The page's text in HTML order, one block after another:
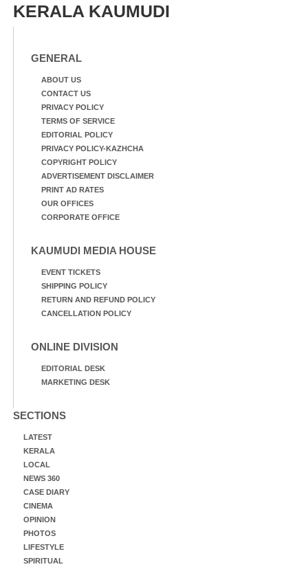
KERALA KAUMUDI
GENERAL
ABOUT US
CONTACT US
PRIVACY POLICY
TERMS OF SERVICE
EDITORIAL POLICY
PRIVACY POLICY-KAZHCHA
COPYRIGHT POLICY
ADVERTISEMENT DISCLAIMER
PRINT AD RATES
OUR OFFICES
CORPORATE OFFICE
KAUMUDI MEDIA HOUSE
EVENT TICKETS
SHIPPING POLICY
RETURN AND REFUND POLICY
CANCELLATION POLICY
ONLINE DIVISION
EDITORIAL DESK
MARKETING DESK
SECTIONS
LATEST
KERALA
LOCAL
NEWS 360
CASE DIARY
CINEMA
OPINION
PHOTOS
LIFESTYLE
SPIRITUAL